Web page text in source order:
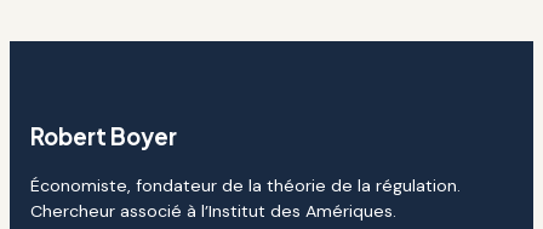
Robert Boyer
Économiste, fondateur de la théorie de la régulation.
Chercheur associé à l’Institut des Amériques.